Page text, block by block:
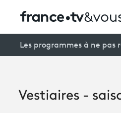
Creators
Les programmes à ne pas
Vestiaires -